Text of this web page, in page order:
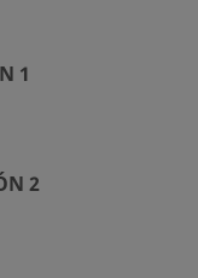
1
2